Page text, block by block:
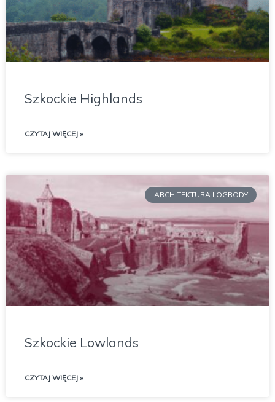
Szkockie Highlands
CZYTAJ WIĘCEJ »
ARCHITEKTURA I OGRODY
Szkockie Lowlands
CZYTAJ WIĘCEJ »